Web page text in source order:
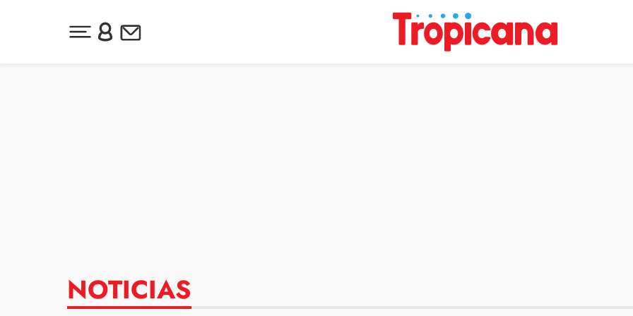
Desplegar menú principal
Inicia sesión o regístrate
Newsletter
NOTICIAS